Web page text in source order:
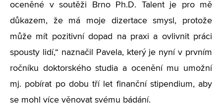
oceněné v soutěži Brno Ph.D. Talent je pro mě
důkazem, že má moje dizertace smysl, protože
může mít pozitivní dopad na praxi a ovlivnit práci
spousty lidí,“ naznačil Pavela, který je nyní v prvním
ročníku doktorského studia a ocenění mu umožní
mj. pobírat po dobu tří let finanční stipendium, aby
se mohl více věnovat svému bádání.